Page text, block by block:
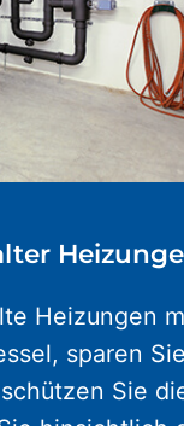
Heizungen
sparen Sie
Sie